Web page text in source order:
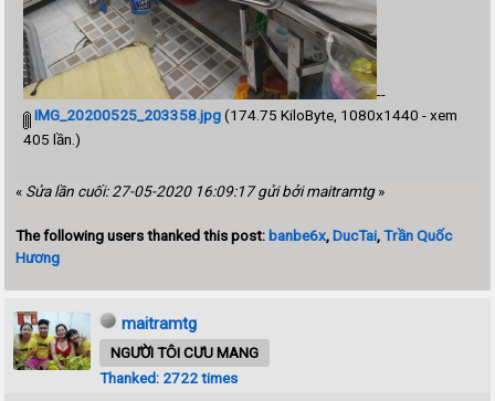
--
IMG_20200525_203358.jpg(174.75 KiloByte, 1080x1440 - xem
405 lần.)
« Sửa lần cuối: 27-05-2020 16:09:17 gửi bởi maitramtg»
The following users thanked this post: banbe6x,DucTai,Trần Quốc
Hương
maitramtg
NGƯỜI TÔI CƯU MANG
Thanked: 2722 times